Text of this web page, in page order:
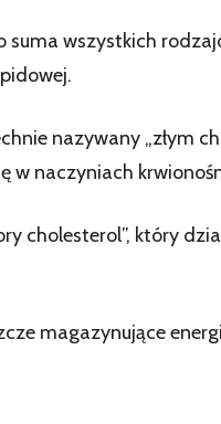
suma wszystkich
nazywany „złym
w naczyniach
cholesterol”, który
magazynujące